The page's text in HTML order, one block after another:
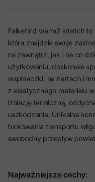
Falketind warm2 stretch to
która znajdzie swoje
na zewnątrz, jak i na co
użytkowaniu, doskonale
wspinaczki, na nartach i
z elastycznego materiału
izolację termiczną,
uszkodzenia. Unikalna
blokowania transportu
swobodny przepływ
Najważniejsze cechy: